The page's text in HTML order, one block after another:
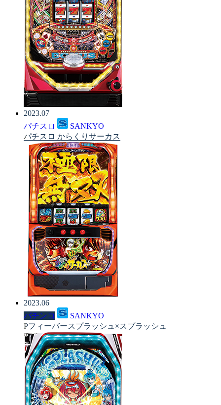
2023.07
パチスロ
SANKYO
パチスロ からくりサーカス
2023.06
パチンコ
SANKYO
Pフィーバースプラッシュ×スプラッシュ